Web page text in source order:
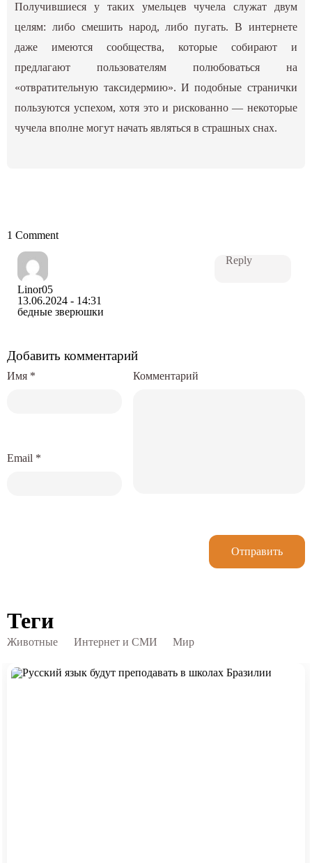
Получившиеся у таких умельцев чучела служат двум
целям: либо смешить народ, либо пугать. В интернете
даже имеются сообщества, которые собирают и
предлагают пользователям полюбоваться на
«отвратительную таксидермию». И подобные странички
пользуются успехом, хотя это и рискованно — некоторые
чучела вполне могут начать являться в страшных снах.
1 Comment
Linor05
13.06.2024 - 14:31
бедные зверюшки
Reply
Добавить комментарий
Комментарий
Имя *
Email *
Отправить
Теги
Животные Интернет и СМИ Мир